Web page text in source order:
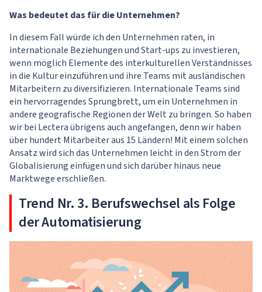
Was bedeutet das für die Unternehmen?
In diesem Fall würde ich den Unternehmen raten, in
internationale Beziehungen und Start-ups zu investieren,
wenn möglich Elemente des interkulturellen Verständnisses
in die Kultur einzuführen und ihre Teams mit ausländischen
Mitarbeitern zu diversifizieren. Internationale Teams sind
ein hervorragendes Sprungbrett, um ein Unternehmen in
andere geografische Regionen der Welt zu bringen. So haben
wir bei Lectera übrigens auch angefangen, denn wir haben
über hundert Mitarbeiter aus 15 Ländern! Mit einem solchen
Ansatz wird sich das Unternehmen leicht in den Strom der
Globalisierung einfügen und sich darüber hinaus neue
Marktwege erschließen.
Trend Nr. 3. Berufswechsel als Folge
der Automatisierung